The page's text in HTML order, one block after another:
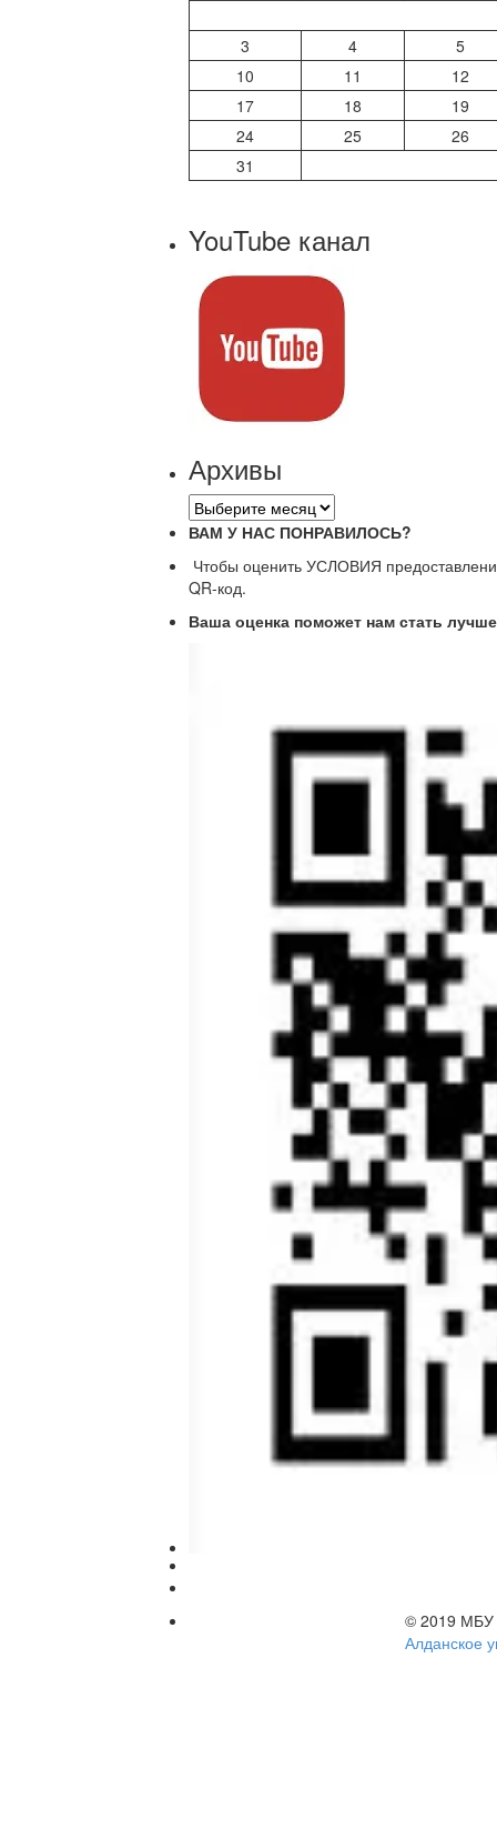
3 4
5
10
11
12
17
18
19
24
25
26
31
YouTube канал
Архивы
Архивы
ВАМ У НАС ПОНРАВИЛОСЬ?
Чтобы оценить УСЛОВИЯ
QR-код.
Ваша оценка поможет нам стать
© 2019
Алданское